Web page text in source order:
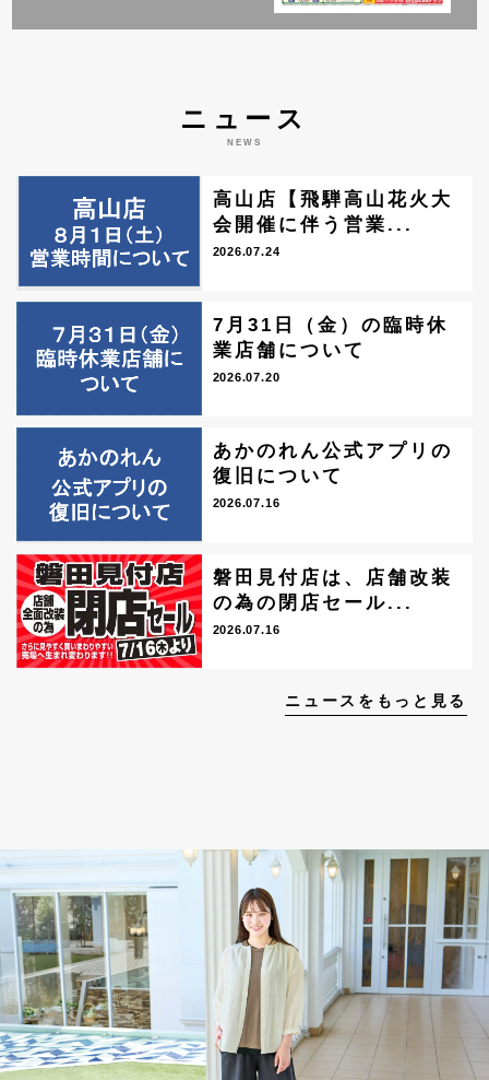
ニュース
NEWS
高山店【飛騨高山花火大
会開催に伴う営業...
2026.07.24
7月31日（金）の臨時休
業店舗について
2026.07.20
あかのれん公式アプリの
復旧について
2026.07.16
磐田見付店は、店舗改装
の為の閉店セール...
2026.07.16
ニュースをもっと見る